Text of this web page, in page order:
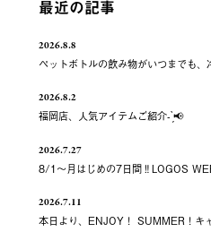
最近の記事
2026.8.8
ペットボトルの飲み物がいつまでも
2026.8.2
福岡店、人気アイテムご紹介- ̗̀📢
2026.7.27
8/1～月はじめの7日間‼️LOGOS
2026.7.11
本日より、ENJOY！ SUMMER！キ